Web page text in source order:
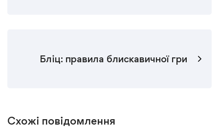
Бліц: правила блискавичної гри
Схожі повідомлення